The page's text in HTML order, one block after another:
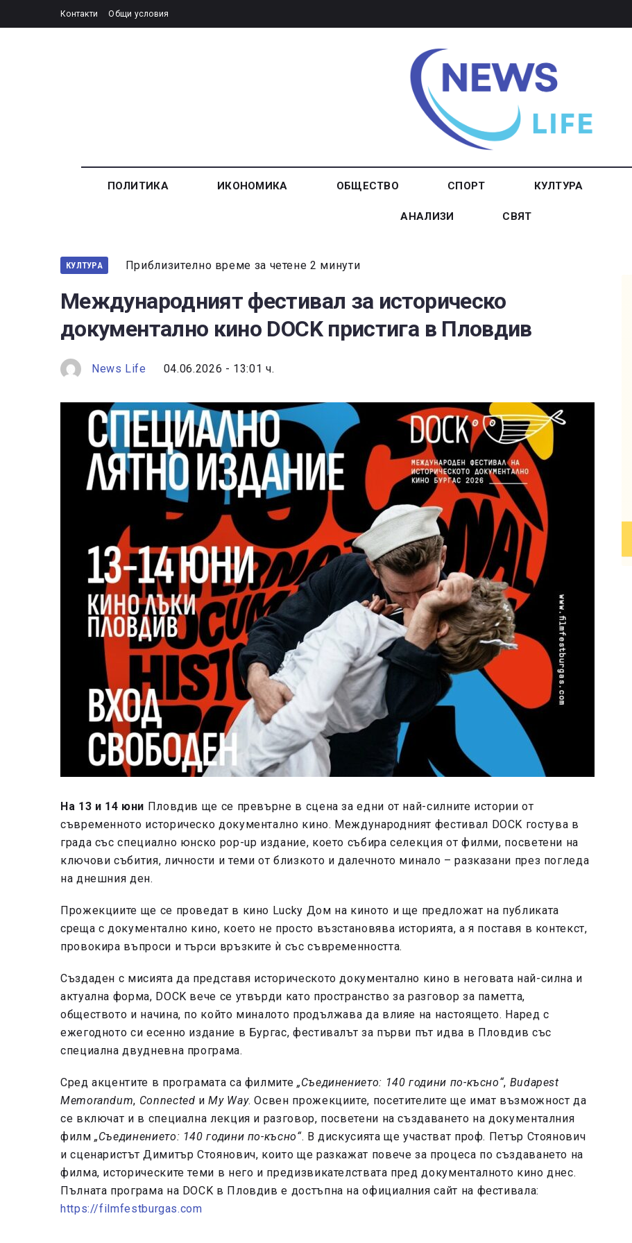
Контакти Общи условия
ПОЛИТИКА ИКОНОМИКА ОБЩЕСТВО СПОРТ КУЛТУРА
АНАЛИЗИ СВЯТ
КУЛТУРА Приблизително време за четене 2 минути
Международният фестивал за историческо
документално кино DOCK пристига в Пловдив
News Life 04.06.2026 - 13:01 ч.
На 13 и 14 юни Пловдив ще се превърне в сцена за едни от най-силните истории от
съвременното историческо документално кино. Международният фестивал DOCK гостува в
града със специално юнско pop-up издание, което събира селекция от филми, посветени на
ключови събития, личности и теми от близкото и далечното минало – разказани през погледа
на днешния ден.
Прожекциите ще се проведат в кино Lucky Дом на киното и ще предложат на публиката
среща с документално кино, което не просто възстановява историята, а я поставя в контекст,
провокира въпроси и търси връзките ѝ със съвременността.
Създаден с мисията да представя историческото документално кино в неговата най-силна и
актуална форма, DOCK вече се утвърди като пространство за разговор за паметта,
обществото и начина, по който миналото продължава да влияе на настоящето. Наред с
ежегодното си есенно издание в Бургас, фестивалът за първи път идва в Пловдив със
специална двудневна програма.
Сред акцентите в програмата са филмите „Съединението: 140 години по-късно“, Budapest
Memorandum, Connected иMy Way. Освен прожекциите, посетителите ще имат възможност да
се включат и в специална лекция и разговор, посветени на създаването на документалния
филм„Съединението: 140 години по-късно“. В дискусията ще участват проф. Петър Стоянович
и сценаристът Димитър Стоянович, които ще разкажат повече за процеса по създаването на
филма, историческите теми в него и предизвикателствата пред документалното кино днес.
Пълната програма на DOCK в Пловдив е достъпна на официалния сайт на фестивала:
https://filmfestburgas.com